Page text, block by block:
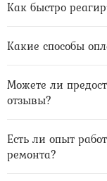
Как быстро
Какие способы
Можете ли
отзывы?
Есть ли опыт
ремонта?